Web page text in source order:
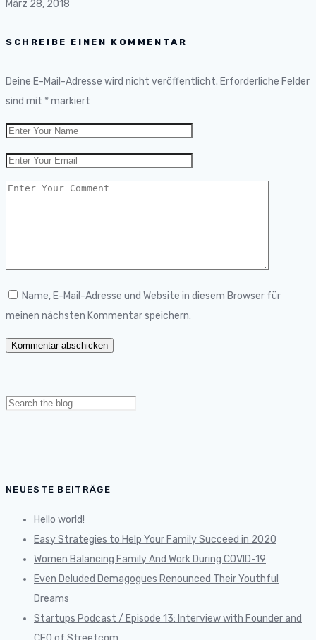
März 28, 2018
SCHREIBE EINEN KOMMENTAR
Deine E-Mail-Adresse wird nicht veröffentlicht. Erforderliche Felder
sind mit *markiert
Name, E-Mail-Adresse und Website in diesem Browser für
meinen nächsten Kommentar speichern.
Search
NEUESTE BEITRÄGE
Hello world!
Easy Strategies to Help Your Family Succeed in 2020
Women Balancing Family And Work During COVID-19
Even Deluded Demagogues Renounced Their Youthful
Dreams
Startups Podcast / Episode 13: Interview with Founder and